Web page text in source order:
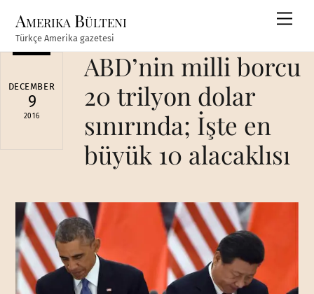
content
Amerika Bülteni
Türkçe Amerika gazetesi
DECEMBER
9
2016
ABD’nin milli borcu
20 trilyon dolar
sınırında; İşte en
büyük 10 alacaklısı